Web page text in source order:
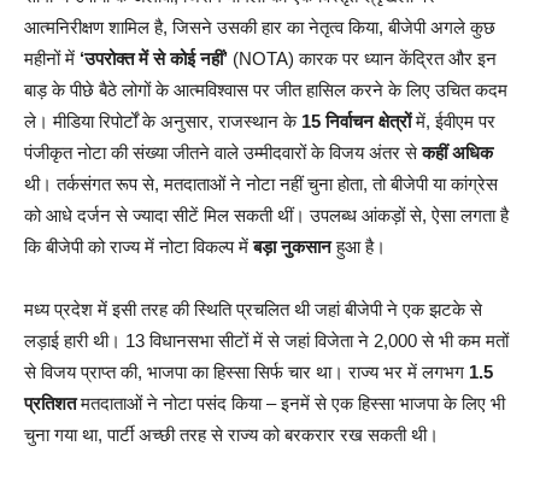
आत्मनिरीक्षण शामिल है, जिसने उसकी हार का नेतृत्व किया, बीजेपी अगले कुछ
महीनों में ‘उपरोक्त में से कोई नहीं’ (NOTA) कारक पर ध्यान केंद्रित और इन
बाड़ के पीछे बैठे लोगों के आत्मविश्वास पर जीत हासिल करने के लिए उचित कदम
ले। मीडिया रिपोर्टों के अनुसार, राजस्थान के 15 निर्वाचन क्षेत्रोंमें, ईवीएम पर
पंजीकृत नोटा की संख्या जीतने वाले उम्मीदवारों के विजय अंतर सेकहीं अधिक
थी। तर्कसंगत रूप से, मतदाताओं ने नोटा नहीं चुना होता, तो बीजेपी या कांग्रेस
को आधे दर्जन से ज्यादा सीटें मिल सकती थीं। उपलब्ध आंकड़ों से, ऐसा लगता है
कि बीजेपी को राज्य में नोटा विकल्प मेंबड़ा नुकसानहुआ है।
मध्य प्रदेश में इसी तरह की स्थिति प्रचलित थी जहां बीजेपी ने एक झटके से
लड़ाई हारी थी। 13 विधानसभा सीटों में से जहां विजेता ने 2,000 से भी कम मतों
से विजय प्राप्त की, भाजपा का हिस्सा सिर्फ चार था। राज्य भर में लगभग 1.5
प्रतिशतमतदाताओं ने नोटा पसंद किया – इनमें से एक हिस्सा भाजपा के लिए भी
चुना गया था, पार्टी अच्छी तरह से राज्य को बरकरार रख सकती थी।